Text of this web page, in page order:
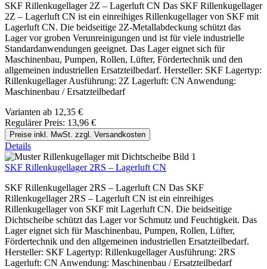
SKF Rillenkugellager 2Z – Lagerluft CN Das SKF Rillenkugellager
2Z – Lagerluft CN ist ein einreihiges Rillenkugellager von SKF mit
Lagerluft CN. Die beidseitige 2Z-Metallabdeckung schützt das
Lager vor groben Verunreinigungen und ist für viele industrielle
Standardanwendungen geeignet. Das Lager eignet sich für
Maschinenbau, Pumpen, Rollen, Lüfter, Fördertechnik und den
allgemeinen industriellen Ersatzteilbedarf. Hersteller: SKF Lagertyp:
Rillenkugellager Ausführung: 2Z Lagerluft: CN Anwendung:
Maschinenbau / Ersatzteilbedarf
Varianten ab 12,35 €
Regulärer Preis: 13,96 €
Preise inkl. MwSt. zzgl. Versandkosten
Details
SKF Rillenkugellager 2RS – Lagerluft CN
SKF Rillenkugellager 2RS – Lagerluft CN Das SKF
Rillenkugellager 2RS – Lagerluft CN ist ein einreihiges
Rillenkugellager von SKF mit Lagerluft CN. Die beidseitige
Dichtscheibe schützt das Lager vor Schmutz und Feuchtigkeit. Das
Lager eignet sich für Maschinenbau, Pumpen, Rollen, Lüfter,
Fördertechnik und den allgemeinen industriellen Ersatzteilbedarf.
Hersteller: SKF Lagertyp: Rillenkugellager Ausführung: 2RS
Lagerluft: CN Anwendung: Maschinenbau / Ersatzteilbedarf